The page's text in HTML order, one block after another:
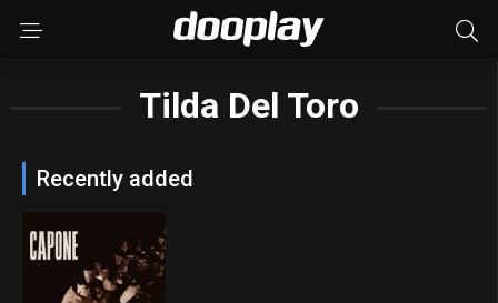
Tilda Del Toro
Recently added